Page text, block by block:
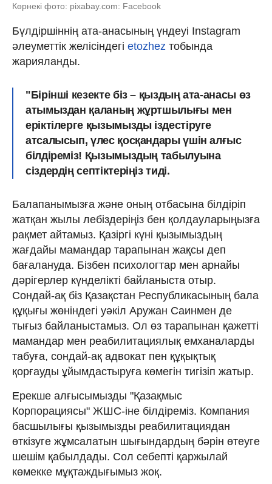
Көрнекі фото: pixabay.com: Facebook
Бүлдіршіннің ата-анасының үндеуі Instagram
әлеуметтік желісіндегі etozhez тобында
жарияланды.
"Бірінші кезекте біз – қыздың ата-анасы өз
атымыздан қаланың жұртшылығы мен
еріктілерге қызымызды іздестіруге
атсалысып, үлес қосқандары үшін алғыс
білдіреміз! Қызымыздың табылуына
сіздердің септіктеріңіз тиді.
Балапанымызға және оның отбасына білдіріп
жатқан жылы лебіздеріңіз бен қолдауларыңызға
рақмет айтамыз. Қазіргі күні қызымыздың
жағдайы мамандар тарапынан жақсы деп
бағалануда. Бізбен психологтар мен арнайы
дәрігерлер күнделікті байланыста отыр.
Сондай-ақ біз Қазақстан Республикасының бала
құқығы жөніндегі уәкіл Аружан Саинмен де
тығыз байланыстамыз. Ол өз тарапынан қажетті
мамандар мен реабилитациялық емханаларды
табуға, сондай-ақ адвокат пен құқықтық
қорғауды ұйымдастыруға көмегін тигізіп жатыр.
Ерекше алғысымызды "Қазақмыс
Корпорациясы" ЖШС-іне білдіреміз. Компания
басшылығы қызымызды реабилитациядан
өткізуге жұмсалатын шығындардың бәрін өтеуге
шешім қабылдады. Сол себепті қаржылай
көмекке мұқтаждығымыз жоқ.